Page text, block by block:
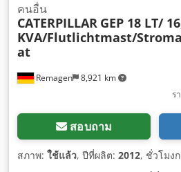
Remagen 8,921 km
คนอื่น
CATERPILLAR GEP 18 LT/
KVA/Flutlichtmast/
at
ร
สอบถาม
สภาพ: ใช้แล้ว, ปีที่ผลิต: 2012, ชั่วโมง